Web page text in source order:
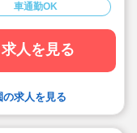
車通勤OK
求人を見る
求人を見る